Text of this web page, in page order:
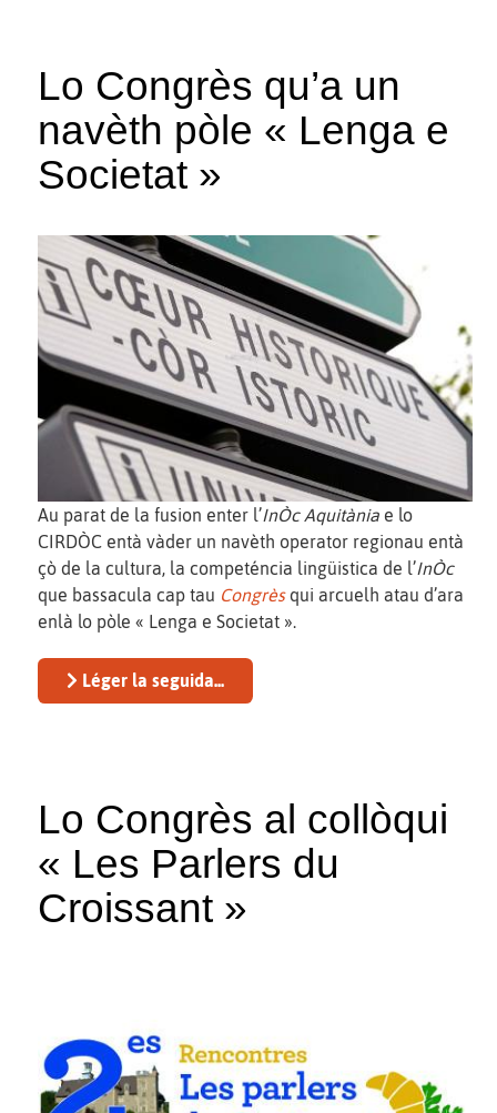
Lo Congrès qu’a un
navèth pòle « Lenga e
Societat »
Au parat de la fusion enter l’InÒc Aquitània e lo
CIRDÒC entà vàder un navèth operator regionau entà
çò de la cultura, la competéncia lingüistica de l’InÒc
que bassacula cap tau Congrèsqui arcuelh atau d’ara
enlà lo pòle « Lenga e Societat ».
Léger la seguida...
Lo Congrès al collòqui
« Les Parlers du
Croissant »